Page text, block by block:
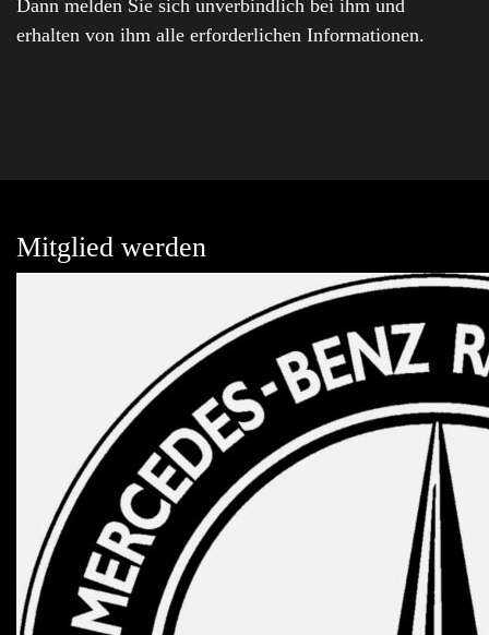
Dann melden Sie sich unverbindlich bei ihm und
erhalten von ihm alle erforderlichen Informationen.
Mitglied werden